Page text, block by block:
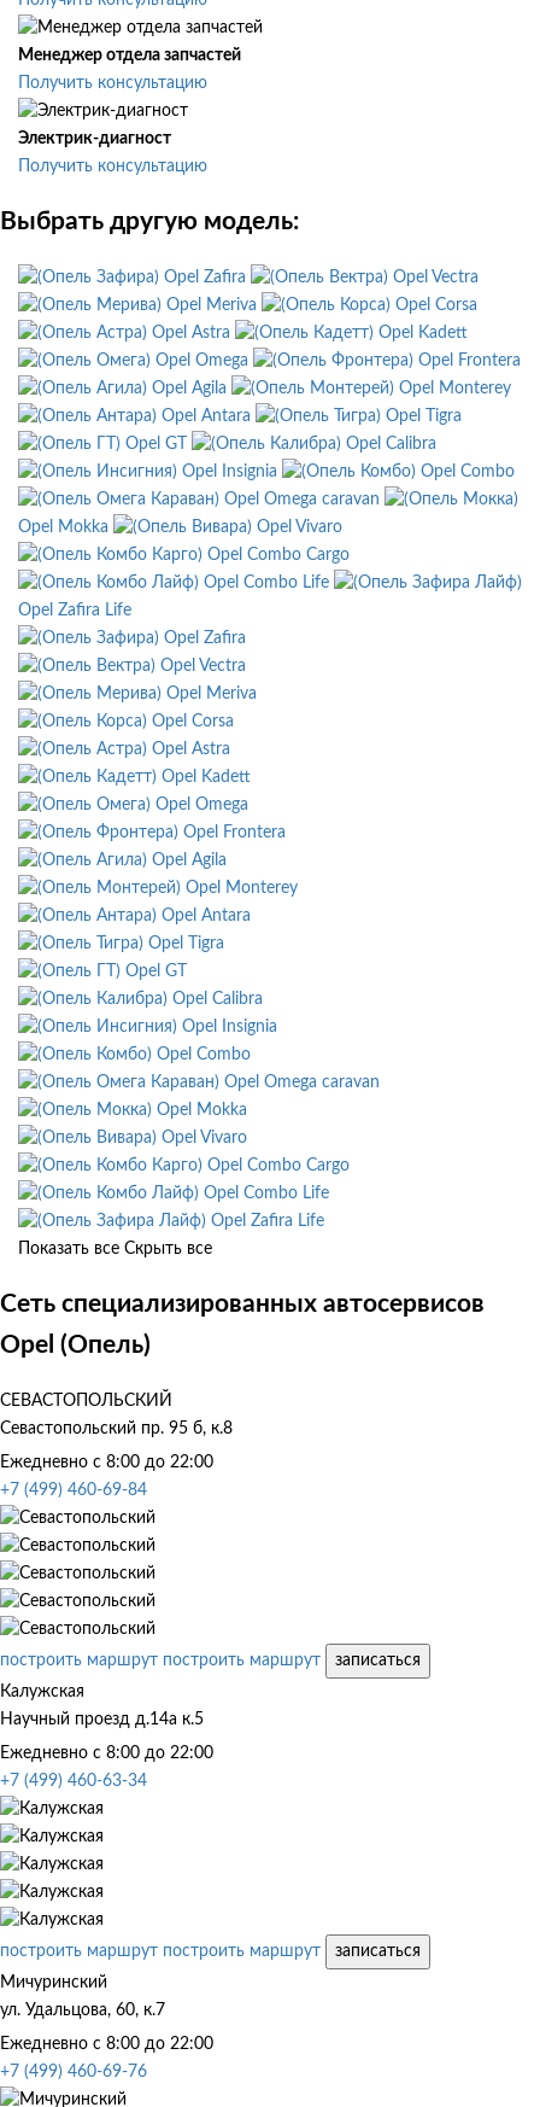
Менеджер отдела запчастей
Получить консультацию
Электрик-диагност
Получить консультацию
Выбрать другую модель:
Opel Zafira
Opel Vectra
Opel Meriva
Opel Corsa
Opel Astra
Opel Kadett
Opel Omega
Opel Frontera
Opel Agila
Opel Monterey
Opel Antara
Opel Tigra
Opel GT
Opel Calibra
Opel Insignia
Opel Combo
Opel Omega caravan
Opel Mokka
Opel Vivaro
Opel Combo Cargo
Opel Combo Life
Opel Zafira Life
Opel Zafira
Opel Vectra
Opel Meriva
Opel Corsa
Opel Astra
Opel Kadett
Opel Omega
Opel Frontera
Opel Agila
Opel Monterey
Opel Antara
Opel Tigra
Opel GT
Opel Calibra
Opel Insignia
Opel Combo
Opel Omega caravan
Opel Mokka
Opel Vivaro
Opel Combo Cargo
Opel Combo Life
Opel Zafira Life
Показать все Скрыть все
Сеть специализированных автосервисов
Opel (Опель)
СЕВАСТОПОЛЬСКИЙ
Севастопольский пр. 95 б, к.8
Ежедневно с 8:00 до 22:00
+7 (499) 460-69-84
построить маршрут построить маршрут
записаться
Калужская
Научный проезд д.14а к.5
Ежедневно с 8:00 до 22:00
+7 (499) 460-63-34
построить маршрут построить маршрут
записаться
Мичуринский
ул. Удальцова, 60, к.7
Ежедневно с 8:00 до 22:00
+7 (499) 460-69-76